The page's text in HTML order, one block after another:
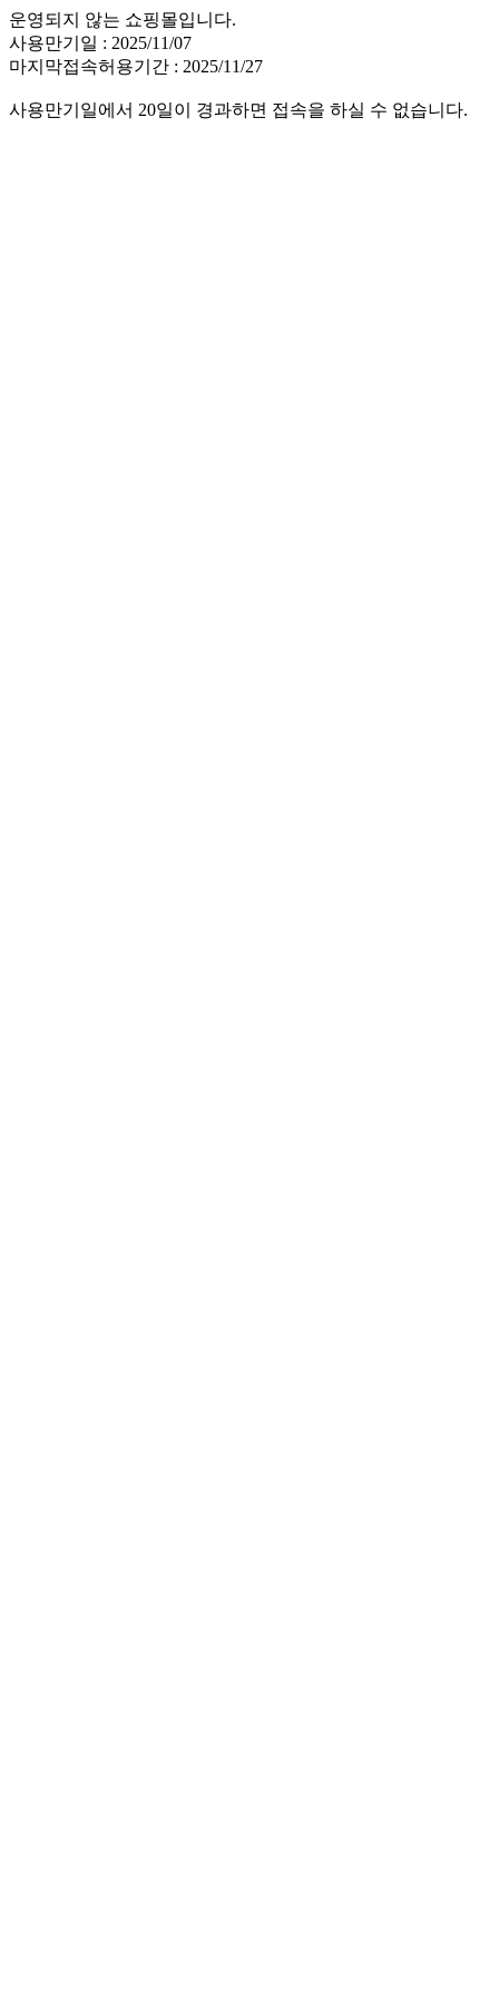
운영되지 않는 쇼핑몰입니다.
사용만기일 : 2025/11/07
마지막접속허용기간 : 2025/11/27
사용만기일에서 20일이 경과하면 접속을 하실 수 없습니다.